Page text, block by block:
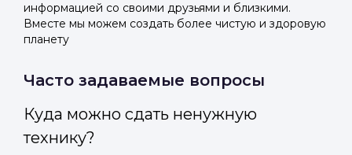
информацией со своими друзьями и близкими.
Вместе мы можем создать более чистую и здоровую
планету
Часто задаваемые вопросы
Куда можно сдать ненужную
технику?